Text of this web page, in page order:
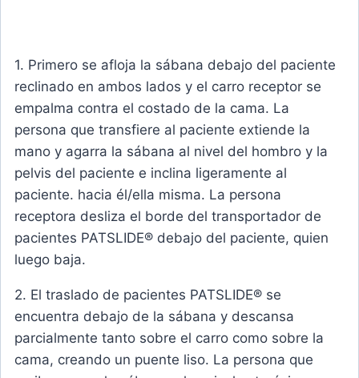
1. Primero se afloja la sábana debajo del paciente
reclinado en ambos lados y el carro receptor se
empalma contra el costado de la cama. La
persona que transfiere al paciente extiende la
mano y agarra la sábana al nivel del hombro y la
pelvis del paciente e inclina ligeramente al
paciente. hacia él/ella misma. La persona
receptora desliza el borde del transportador de
pacientes PATSLIDE® debajo del paciente, quien
luego baja.
2. El traslado de pacientes PATSLIDE® se
encuentra debajo de la sábana y descansa
parcialmente tanto sobre el carro como sobre la
cama, creando un puente liso. La persona que